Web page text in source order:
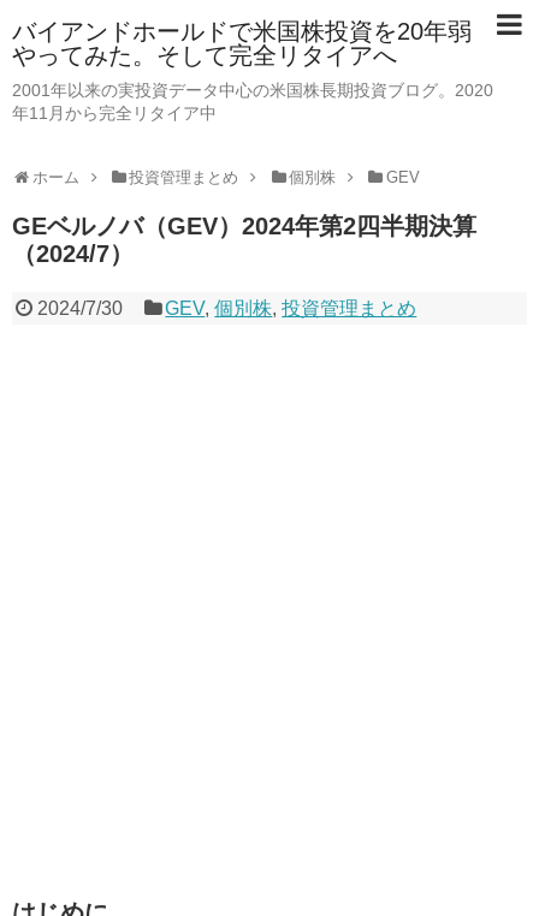
バイアンドホールドで米国株投資を20年弱
やってみた。そして完全リタイアへ
2001年以来の実投資データ中心の米国株長期投資ブログ。2020
年11月から完全リタイア中
ホーム 投資管理まとめ 個別株 GEV
GEベルノバ（GEV）2024年第2四半期決算
（2024/7）
2024/7/30 GEV,個別株,投資管理まとめ